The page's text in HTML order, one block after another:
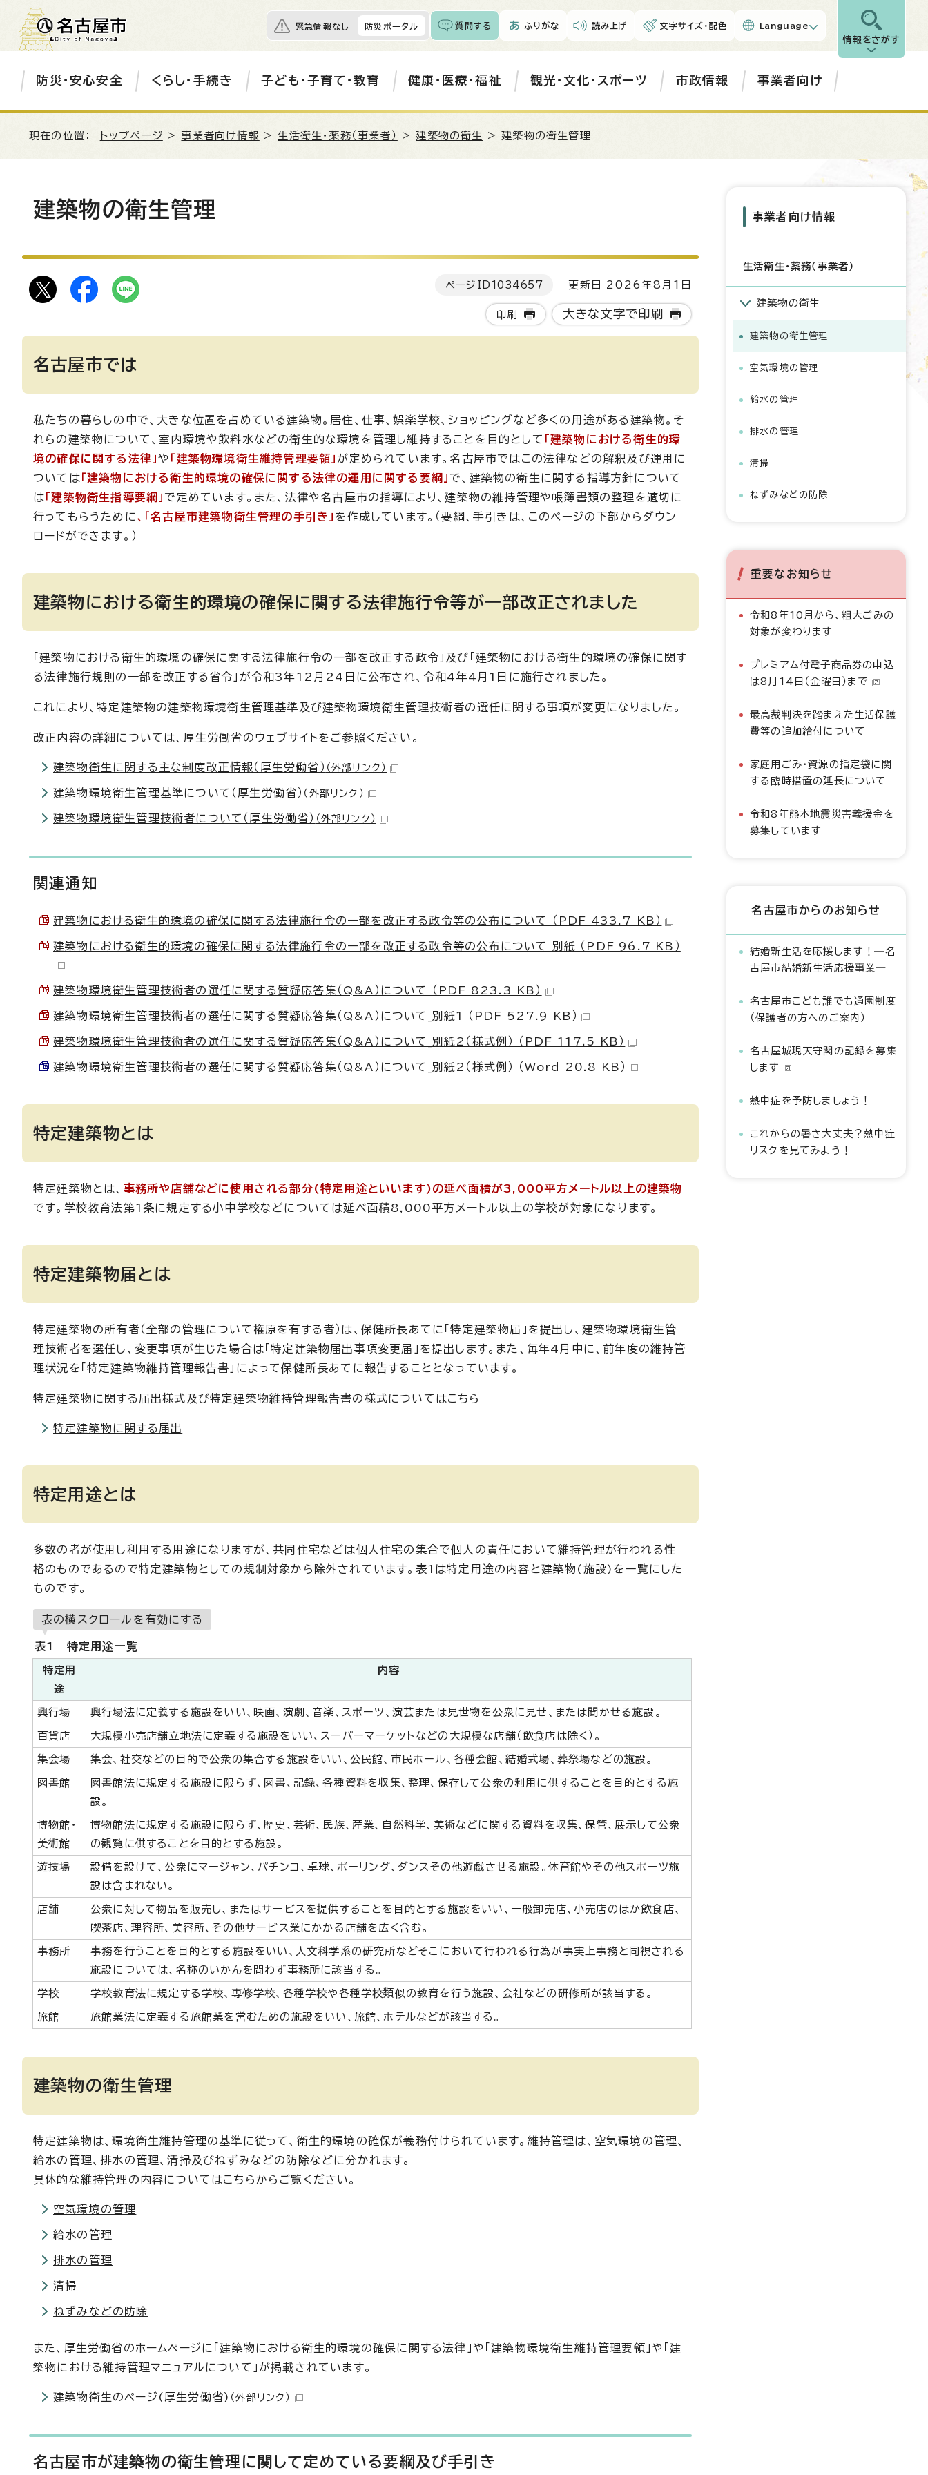
緊急情報なし 防災ポータル 質問する ふりがな 読み上げ 文字サイズ・配色 Language
情報をさがす
防災・安心安全 くらし・手続き 子ども・子育て・教育 健康・医療・福祉 観光・文化・スポーツ 市政情報 事業者向け
現在の位置： トップページ >事業者向け情報 > 生活衛生・薬務（事業者） >建築物の衛生 > 建築物の衛生管理
建築物の衛生管理
ページID 1034657 更新日 2026年8月1日
印刷 大きな文字で印刷
名古屋市では
私たちの暮らしの中で、大きな位置を占めている建築物。居住、仕事、娯楽学校、ショッピングなど多くの用途がある建築物。そ
れらの建築物について、室内環境や飲料水などの衛生的な環境を管理し維持することを目的として
「建築物における衛生的環
境の確保に関する法律」や 「建築物環境衛生維持管理要領」 が定められています。名古屋市ではこの法律などの解釈及び運用に
ついては 「建築物における衛生的環境の確保に関する法律の運用に関する要綱」 で、建築物の衛生に関する指導方針について
は 「建築物衛生指導要綱」 で定めています。また、法律や名古屋市の指導により、建築物の維持管理や帳簿書類の整理を適切に
行ってもらうために 、「名古屋市建築物衛生管理の手引き」 を作成しています。（要綱、手引きは、このページの下部からダウン
ロードができます。）
建築物における衛生的環境の確保に関する法律施行令等が一部改正されました
「建築物における衛生的環境の確保に関する法律施行令の一部を改正する政令」及び「建築物における衛生的環境の確保に関す
る法律施行規則の一部を改正する省令」が令和3年12月24日に公布され、令和4年4月1日に施行されました。
これにより、特定建築物の建築物環境衛生管理基準及び建築物環境衛生管理技術者の選任に関する事項が変更になりました。
改正内容の詳細については、厚生労働省のウェブサイトをご参照ください。
建築物衛生に関する主な制度改正情報（厚生労働省） （外部リンク）
建築物環境衛生管理基準について（厚生労働省） （外部リンク）
建築物環境衛生管理技術者について（厚生労働省） （外部リンク）
関連通知
建築物における衛生的環境の確保に関する法律施行令の一部を改正する政令等の公布について （PDF 433.7 KB）
建築物における衛生的環境の確保に関する法律施行令の一部を改正する政令等の公布について_別紙 （PDF 96.7 KB）
建築物環境衛生管理技術者の選任に関する質疑応答集（Q&A）について （PDF 823.3 KB）
建築物環境衛生管理技術者の選任に関する質疑応答集（Q&A）について_別紙1 （PDF 527.9 KB）
建築物環境衛生管理技術者の選任に関する質疑応答集（Q&A）について_別紙2（様式例） （PDF 117.5 KB）
建築物環境衛生管理技術者の選任に関する質疑応答集（Q&A）について_別紙2（様式例） （Word 20.8 KB）
特定建築物とは
特定建築物とは、 事務所や店舗などに使用される部分(特定用途といいます)の延べ面積が3,000平方メートル以上の建築物
です。学校教育法第1条に規定する小中学校などについては延べ面積8,000平方メートル以上の学校が対象になります。
特定建築物届とは
特定建築物の所有者（全部の管理について権原を有する者）は、保健所長あてに「特定建築物届」を提出し、建築物環境衛生管
理技術者を選任し、変更事項が生じた場合は「特定建築物届出事項変更届」を提出します。また、毎年4月中に、前年度の維持管
理状況を「特定建築物維持管理報告書」によって保健所長あてに報告することとなっています。
特定建築物に関する届出様式及び特定建築物維持管理報告書の様式についてはこちら
特定建築物に関する届出
特定用途とは
多数の者が使用し利用する用途になりますが、共同住宅などは個人住宅の集合で個人の責任において維持管理が行われる性
格のものであるので特定建築物としての規制対象から除外されています。表1は特定用途の内容と建築物(施設)を一覧にした
ものです。
表の横スクロールを有効にする
表1 特定用途一覧
特定用
途
内容
興行場 興行場法に定義する施設をいい、映画、演劇、音楽、スポーツ、演芸または見世物を公衆に見せ、または聞かせる施設。
百貨店 大規模小売店舗立地法に定義する施設をいい、スーパーマーケットなどの大規模な店舗（飲食店は除く）。
集会場 集会、社交などの目的で公衆の集合する施設をいい、公民館、市民ホール、各種会館、結婚式場、葬祭場などの施設。
図書館
図書館法に規定する施設に限らず、図書、記録、各種資料を収集、整理、保存して公衆の利用に供することを目的とする施
設。
博物館・
美術館
博物館法に規定する施設に限らず、歴史、芸術、民族、産業、自然科学、美術などに関する資料を収集、保管、展示して公衆
の観覧に供することを目的とする施設。
遊技場
設備を設けて、公衆にマージャン、パチンコ、卓球、ボーリング、ダンスその他遊戯させる施設。体育館やその他スポーツ施
設は含まれない。
店舗
公衆に対して物品を販売し、またはサービスを提供することを目的とする施設をいい、一般卸売店、小売店のほか飲食店、
喫茶店、理容所、美容所、その他サービス業にかかる店舗を広く含む。
事務所
事務を行うことを目的とする施設をいい、人文科学系の研究所などそこにおいて行われる行為が事実上事務と同視される
施設については、名称のいかんを問わず事務所に該当する。
学校 学校教育法に規定する学校、専修学校、各種学校や各種学校類似の教育を行う施設、会社などの研修所が該当する。
旅館 旅館業法に定義する旅館業を営むための施設をいい、旅館、ホテルなどが該当する。
建築物の衛生管理
特定建築物は、環境衛生維持管理の基準に従って、衛生的環境の確保が義務付けられています。維持管理は、空気環境の管理、
給水の管理、排水の管理、清掃及びねずみなどの防除などに分かれます。
具体的な維持管理の内容についてはこちらからご覧ください。
空気環境の管理
給水の管理
排水の管理
清掃
ねずみなどの防除
また、厚生労働省のホームページに「建築物における衛生的環境の確保に関する法律」や「建築物環境衛生維持管理要領」や「建
築物における維持管理マニュアルについて」が掲載されています。
建築物衛生のページ(厚生労働省) （外部リンク）
名古屋市が建築物の衛生管理に関して定めている要綱及び手引き
事業者向け情報
生活衛生・薬務（事業者）
建築物の衛生
建築物の衛生管理
空気環境の管理
給水の管理
排水の管理
清掃
ねずみなどの防除
重要なお知らせ
令和8年10月から、粗大ごみの
対象が変わります
プレミアム付電子商品券の申込
は8月14日（金曜日）まで
最高裁判決を踏まえた生活保護
費等の追加給付について
家庭用ごみ・資源の指定袋に関
する臨時措置の延長について
令和8年熊本地震災害義援金を
募集しています
名古屋市からのお知らせ
結婚新生活を応援します！―名
古屋市結婚新生活応援事業―
名古屋市こども誰でも通園制度
（保護者の方へのご案内）
名古屋城現天守閣の記録を募集
します
熱中症を予防しましょう！
これからの暑さ大丈夫？熱中症
リスクを見てみよう！